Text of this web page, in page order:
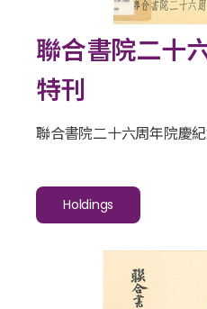
聯合書院二十
特刊
聯合書院二十六周年院慶
Holdings